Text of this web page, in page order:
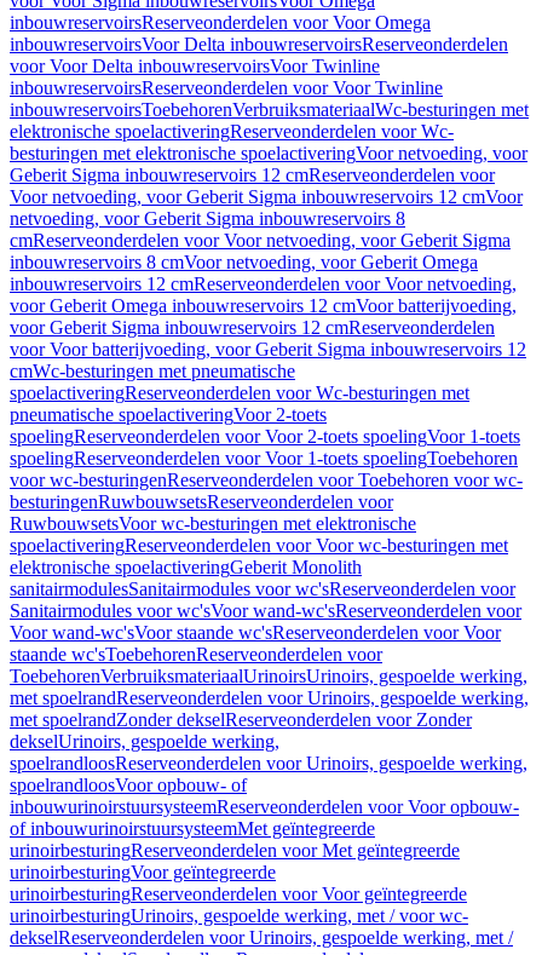
inbouwreservoirsReserveonderdelen voor Voor Omega
inbouwreservoirsVoor Delta inbouwreservoirsReserveonderdelen
voor Voor Delta inbouwreservoirsVoor Twinline
inbouwreservoirsReserveonderdelen voor Voor Twinline
inbouwreservoirsToebehorenVerbruiksmateriaalWc-besturingen met
elektronische spoelactiveringReserveonderdelen voor Wc-
besturingen met elektronische spoelactiveringVoor netvoeding, voor
Geberit Sigma inbouwreservoirs 12 cmReserveonderdelen voor
Voor netvoeding, voor Geberit Sigma inbouwreservoirs 12 cmVoor
netvoeding, voor Geberit Sigma inbouwreservoirs 8
cmReserveonderdelen voor Voor netvoeding, voor Geberit Sigma
inbouwreservoirs 8 cmVoor netvoeding, voor Geberit Omega
inbouwreservoirs 12 cmReserveonderdelen voor Voor netvoeding,
voor Geberit Omega inbouwreservoirs 12 cmVoor batterijvoeding,
voor Geberit Sigma inbouwreservoirs 12 cmReserveonderdelen
voor Voor batterijvoeding, voor Geberit Sigma inbouwreservoirs 12
cmWc-besturingen met pneumatische
spoelactiveringReserveonderdelen voor Wc-besturingen met
pneumatische spoelactiveringVoor 2-toets
spoelingReserveonderdelen voor Voor 2-toets spoelingVoor 1-toets
spoelingReserveonderdelen voor Voor 1-toets spoelingToebehoren
voor wc-besturingenReserveonderdelen voor Toebehoren voor wc-
besturingenRuwbouwsetsReserveonderdelen voor
RuwbouwsetsVoor wc-besturingen met elektronische
spoelactiveringReserveonderdelen voor Voor wc-besturingen met
elektronische spoelactiveringGeberit Monolith
sanitairmodulesSanitairmodules voor wc'sReserveonderdelen voor
Sanitairmodules voor wc'sVoor wand-wc'sReserveonderdelen voor
Voor wand-wc'sVoor staande wc'sReserveonderdelen voor Voor
staande wc'sToebehorenReserveonderdelen voor
ToebehorenVerbruiksmateriaalUrinoirsUrinoirs, gespoelde werking,
met spoelrandReserveonderdelen voor Urinoirs, gespoelde werking,
met spoelrandZonder dekselReserveonderdelen voor Zonder
dekselUrinoirs, gespoelde werking,
spoelrandloosReserveonderdelen voor Urinoirs, gespoelde werking,
spoelrandloosVoor opbouw- of
inbouwurinoirstuursysteemReserveonderdelen voor Voor opbouw-
of inbouwurinoirstuursysteemMet geïntegreerde
urinoirbesturingReserveonderdelen voor Met geïntegreerde
urinoirbesturingVoor geïntegreerde
urinoirbesturingReserveonderdelen voor Voor geïntegreerde
urinoirbesturingUrinoirs, gespoelde werking, met / voor wc-
dekselReserveonderdelen voor Urinoirs, gespoelde werking, met /